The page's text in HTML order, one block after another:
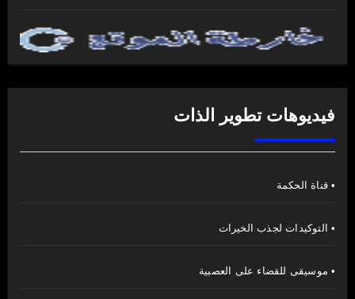
فيديوهات تطوير الذات
• قناة الحكمة
• التوكيدات لجذب الخيرات
• موسيقى للقضاء على العصبية